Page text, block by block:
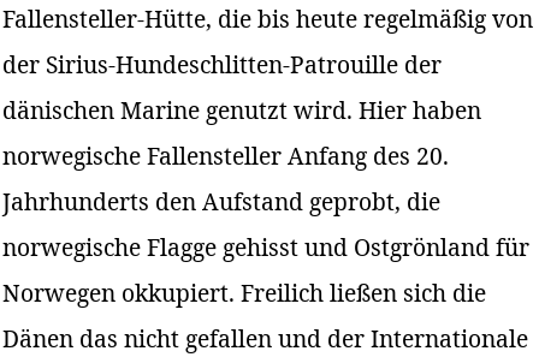
Fallensteller-Hütte, die bis heute regelmäßig von
der Sirius-Hundeschlitten-Patrouille der
dänischen Marine genutzt wird. Hier haben
norwegische Fallensteller Anfang des 20.
Jahrhunderts den Aufstand geprobt, die
norwegische Flagge gehisst und Ostgrönland für
Norwegen okkupiert. Freilich ließen sich die
Dänen das nicht gefallen und der Internationale